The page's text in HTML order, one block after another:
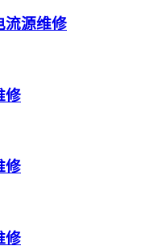
流源维修
修
修
修